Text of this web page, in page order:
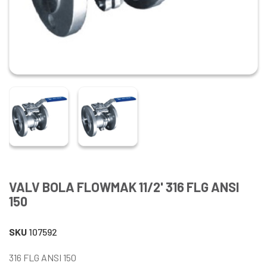
VALV BOLA FLOWMAK 11/2' 316 FLG ANSI
150
SKU 107592
316 FLG ANSI 150